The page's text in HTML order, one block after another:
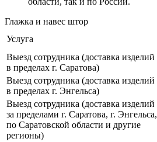
Глажка и навес штор
Услуга
Выезд сотрудника (доставка изделий
в пределах г. Саратова)
Выезд сотрудника (доставка изделий
в пределах г. Энгельса)
Выезд сотрудника (доставка изделий
за пределами г. Саратова, г. Энгельса,
по Саратовской области и другие
регионы)